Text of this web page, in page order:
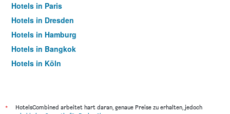
Hotels in Paris
Hotels in Dresden
Hotels in Hamburg
Hotels in Bangkok
Hotels in Köln
*
HotelsCombined arbeitet hart daran, genaue Preise zu erhalten, jedoch